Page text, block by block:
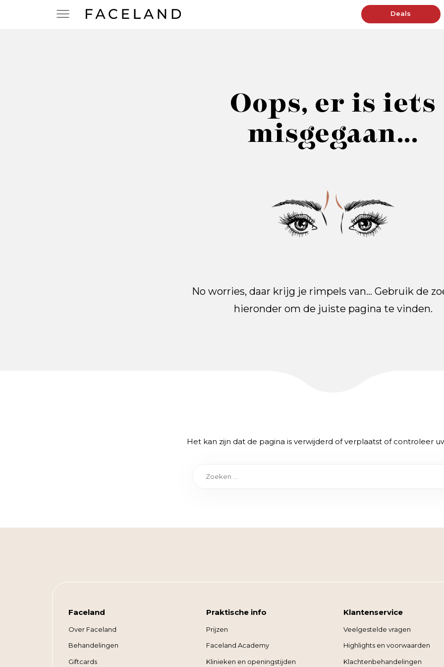
Deals
Oops, er is iets
misgegaan...
No worries, daar krijg je rimpels van... Gebruik de
hieronder om de juiste pagina te vinden.
Het kan zijn dat de pagina is verwijderd of verplaatst of controleer
Faceland
Over Faceland
Behandelingen
Giftcards
Praktische info
Prijzen
Faceland Academy
Klinieken en openingstijden
Klantenservice
Veelgestelde vragen
Highlights en voorwaarden
Klachtenbehandelingen